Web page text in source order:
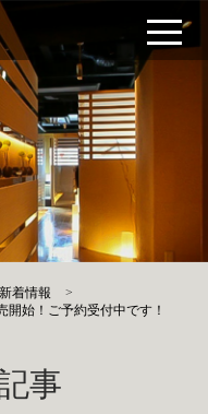
新着情報
>
開始！ご予約受付中です！
事